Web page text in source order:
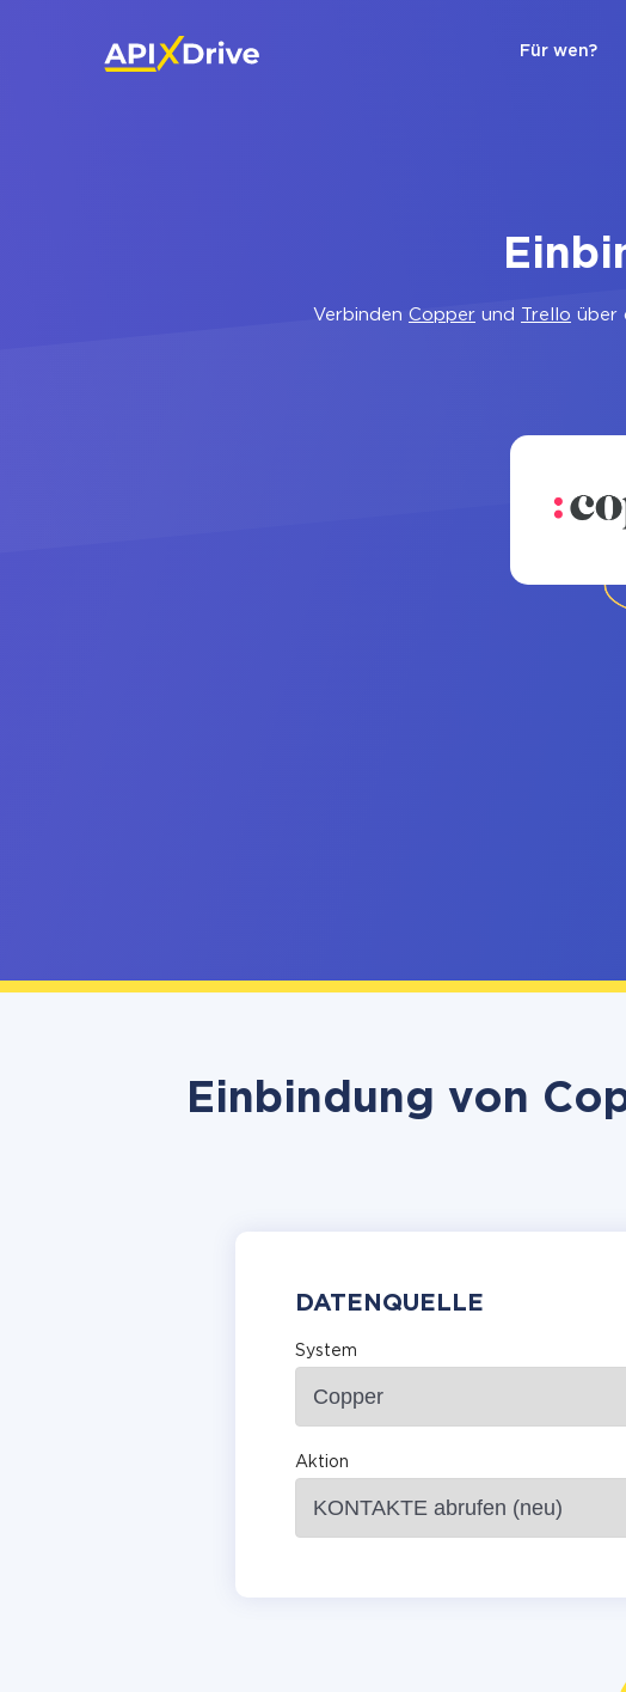
Für wen?
Verbinden Copper und Trello über
Einbindung von
DATENQUELLE
System
Aktion